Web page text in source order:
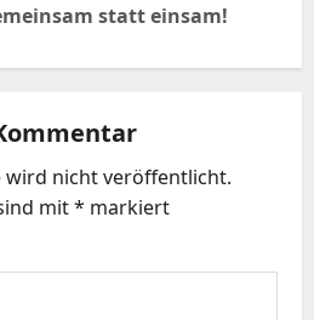
statt einsam!
wird nicht veröffentlicht.
mit* markiert